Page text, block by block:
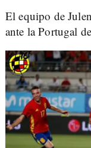
El equipo de
ante la Portugal